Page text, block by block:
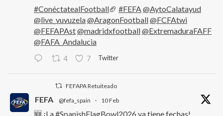
#ConéctatealFootball🏈 #FEFA@AytoCalatayud
@live_vuvuzela@AragonFootball@FCFAtwi
@FEFAPAst@madridxfootball@ExtremaduraFAFF
@FAFA_Andalucia
4 7 Twitter
FEFAPA Retuiteado
FEFA @fefa_spain · 10 Feb
🆕 ¡La#SpanishFlagBowl2026 ya tiene fechas!